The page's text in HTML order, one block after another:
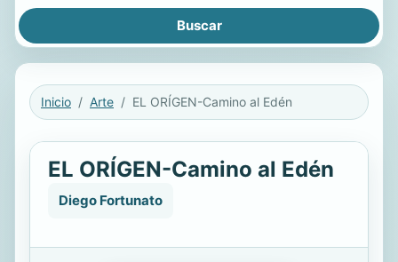
Inicio Arte EL ORÍGEN-Camino al Edén
EL ORÍGEN-Camino al Edén
Diego Fortunato